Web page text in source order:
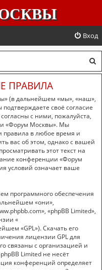
Вход
о
ПРАВИЛА
(в дальнейшем «мы», «наш»,
своё согласие
с ними, пожалуйста,
«Форум Москвы». Мы
правила в любое время и
вас об этом, однако с вашей
этот текст на
конференции «Форум
условий означает ваше
программного обеспечения
«они»,
«phpBB Limited»,
«
«GPL»). Скачать его
лицензии GPL для
связаны с организацией и
Limited не несёт
конференций определяет